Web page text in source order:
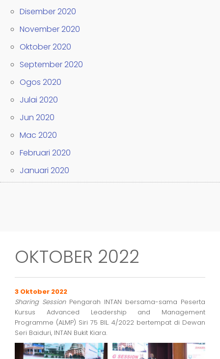
Disember 2020
November 2020
Oktober 2020
September 2020
Ogos 2020
Julai 2020
Jun 2020
Mac 2020
Februari 2020
Januari 2020
OKTOBER 2022
3 Oktober 2022
Sharing SessionPengarah INTAN bersama-sama Peserta
Kursus Advanced Leadership and Management
Programme (ALMP) Siri 75 BIL. 4/2022 bertempat di Dewan
Seri Baiduri, INTAN Bukit Kiara.